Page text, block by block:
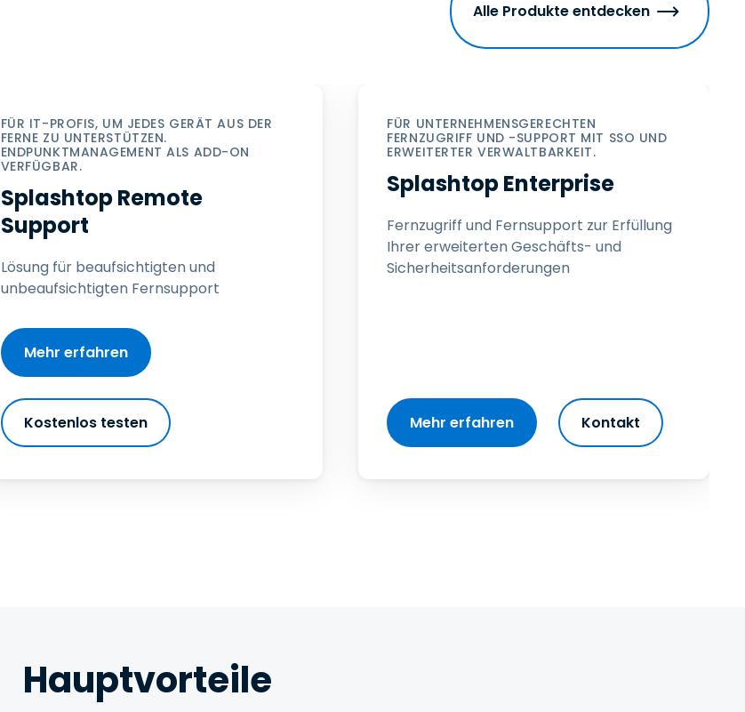
Alle Produkte entdecken
FÜR IT-PROFIS, UM JEDES GERÄT AUS DER
FERNE ZU UNTERSTÜTZEN.
ENDPUNKTMANAGEMENT ALS ADD-ON
VERFÜGBAR.
Splashtop Remote
Support
Lösung für beaufsichtigten und
unbeaufsichtigten Fernsupport
Mehr erfahren
Kostenlos testen
FÜR UNTERNEHMENSGERECHTEN
FERNZUGRIFF UND -SUPPORT MIT SSO UND
ERWEITERTER VERWALTBARKEIT.
Splashtop Enterprise
Fernzugriff und Fernsupport zur Erfüllung
Ihrer erweiterten Geschäfts- und
Sicherheitsanforderungen
Mehr erfahren Kontakt
Hauptvorteile